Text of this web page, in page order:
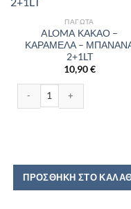
ΠΑΓΩΤΆ
ALOMA ΚΑΚΑΟ –
ΚΑΡΑΜΕΛΑ –
2+1LT
10,90€
ΠΡΟΣΘΉΚΗ ΣΤΟ